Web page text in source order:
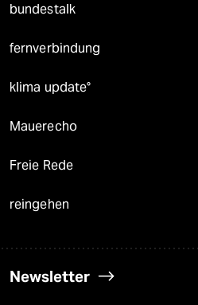
bundestalk
fernverbindung
klima update°
Mauerecho
Freie Rede
reingehen
Newsletter